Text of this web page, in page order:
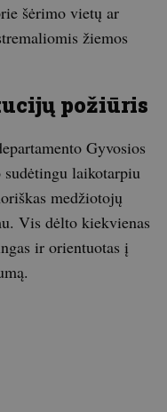
šėrimo vietų ar
žiemos
požiūris
Gyvosios
sudėtingu laikotarpiu
medžiotojų
Vis dėlto kiekvienas
ir orientuotas į